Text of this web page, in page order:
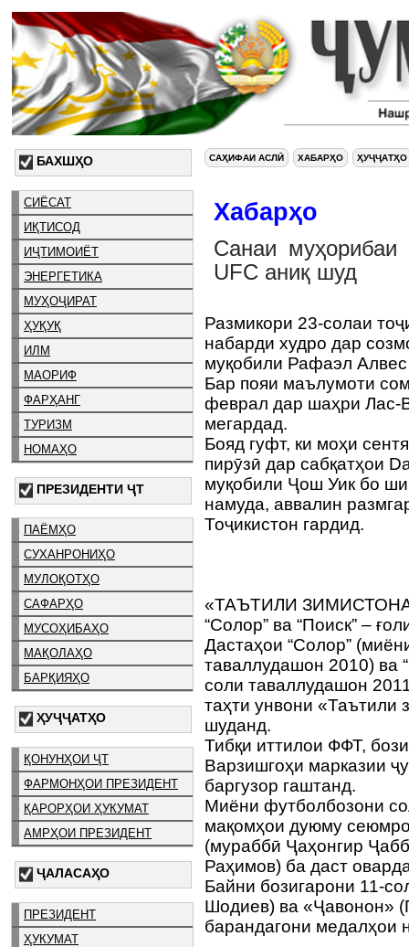
БАХШҲО
СИЁСАТ
ИҚТИСОД
ИҶТИМОИЁТ
ЭНЕРГЕТИКА
МУҲОҶИРАТ
ҲУҚУҚ
ИЛМ
МАОРИФ
ФАРҲАНГ
ТУРИЗМ
НОМАҲО
ПРЕЗИДЕНТИ ҶТ
ПАЁМҲО
СУХАНРОНИҲО
МУЛОҚОТҲО
САФАРҲО
МУСОҲИБАҲО
МАҚОЛАҲО
БАРҚИЯҲО
ҲУҶҶАТҲО
ҚОНУНҲОИ ҶТ
ФАРМОНҲОИ ПРЕЗИДЕНТ
ҚАРОРҲОИ ҲУКУМАТ
АМРҲОИ ПРЕЗИДЕНТ
ҶАЛАСАҲО
ПРЕЗИДЕНТ
ҲУКУМАТ
САҲИФАИ АСЛӢ ХАБАРҲО ҲУҶҶАТҲО
Хабарҳо
Санаи
UFC аниқ шуд
Размикори 23-солаи
набарди худро дар
муқобили Рафаэл
Бар пояи маълумоти
феврал дар шаҳри Лас-
мегардад.
Бояд гуфт, ки моҳи
пирӯзӣ дар сабқатҳои
муқобили Ҷош Уик бо
намуда, аввалин
Тоҷикистон гардид.
«ТАЪТИЛИ
“Солор” ва “Поиск” –
Дастаҳои “Солор”
таваллудашон 2010) ва
соли таваллудашон
таҳти унвони «Таътили
шуданд.
Тибқи иттилои ФФТ,
Варзишгоҳи марказии
баргузор гаштанд.
Миёни футболбозони
мақомҳои дуюму
(мураббӣ Ҷаҳонгир
Раҳимов) ба даст
Байни бозигарони 11-
Шодиев) ва «Ҷавонон»
барандагони медалҳои